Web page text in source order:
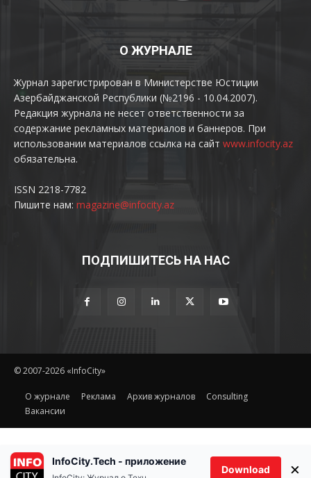
О ЖУРНАЛЕ
Журнал зарегистрирован в Министерстве Юстиции
Азербайджанской Республики (№2196 - 10.04.2007).
Редакция журнала не несет ответственности за
содержание рекламных материалов и баннеров. При
использовании материалов ссылка на сайт www.infocity.az
обязательна.
ISSN 2218-7782
Пишите нам: magazine@infocity.az
ПОДПИШИТЕСЬ НА НАС
© 2007-2026 «InfoCity»
O журнале Реклама Архив журналов
Consulting
Вакансии
InfoCity.Tech - приложение
Download ×